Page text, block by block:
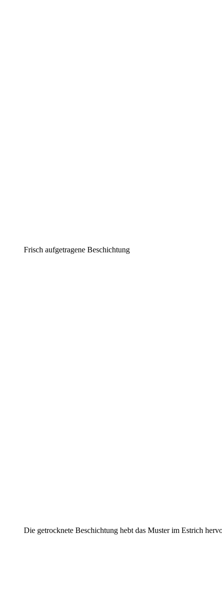
Frisch aufgetragene Beschichtung
Die getrocknete Beschichtung hebt das Muster im Estrich